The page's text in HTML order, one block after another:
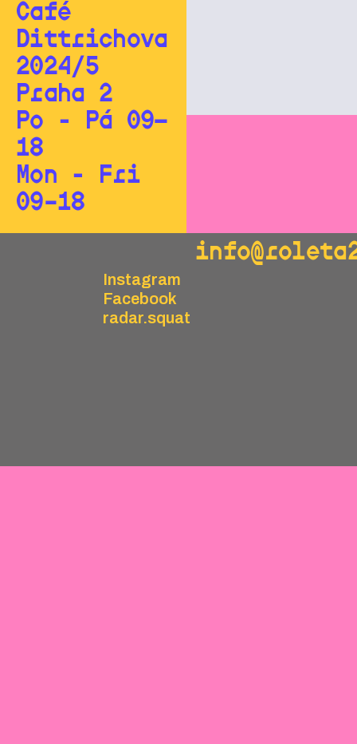
Café
Dittrichova
2024/5
Praha 2
Po - Pá 09—
18
Mon - Fri
09–18
Instagram
Facebook
radar.squat